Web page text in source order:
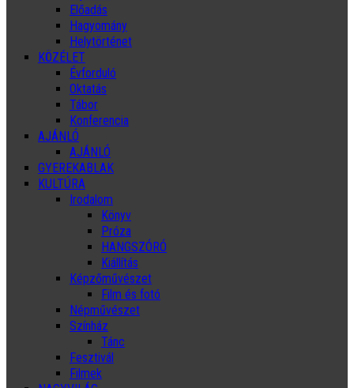
Előadás
Hagyomány
Helytörténet
KÖZÉLET
Évforduló
Oktatás
Tábor
Konferencia
AJÁNLÓ
AJÁNLÓ
GYEREKABLAK
KULTÚRA
Irodalom
Könyv
Próza
HANGSZÓRÓ
Kiállítás
Képzőművészet
Film és fotó
Népművészet
Színház
Tánc
Fesztivál
Filmek